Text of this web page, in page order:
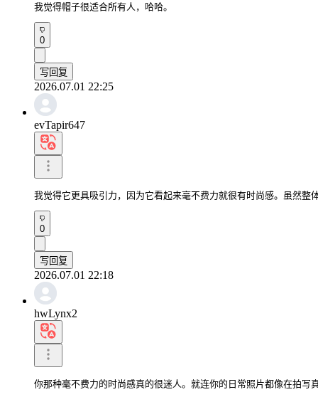
我觉得帽子很适合所有人，哈哈。
0
写回复
2026.07.01 22:25
evTapir647
我觉得它更具吸引力，因为它看起来毫不费力就很有时尚感。虽然整
0
写回复
2026.07.01 22:18
hwLynx2
你那种毫不费力的时尚感真的很迷人。就连你的日常照片都像在拍写